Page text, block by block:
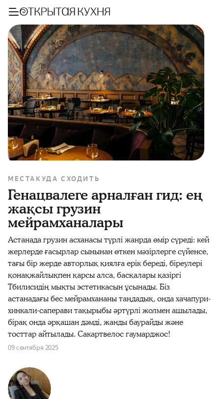
МЕСТА КУДА СХОДИТЬ
Генацвалеге арналған гид: ең
жақсы грузин
мейрамханалары
Астанада грузин асханасы түрлі жанрда өмір сүреді: кей
жерлерде ғасырлар сынынан өткен мәзірлерге сүйенсе,
тағы бір жерде авторлық қиялға ерік береді, біреулері
қонақжайлықпен қарсы алса, басқалары қазіргі
Тбилисидің мықты эстетикасын ұсынады. Біз
астанадағы бес мейрамхананы таңдадық, онда хачапури-
хинкали-саперави тақырыбы әртүрлі жолмен ашылады,
бірақ онда әрқашан дәмді, жанды баурайды және
тосттар айтылады. Сакартвелос гаумарджос!
09 сентября 2025